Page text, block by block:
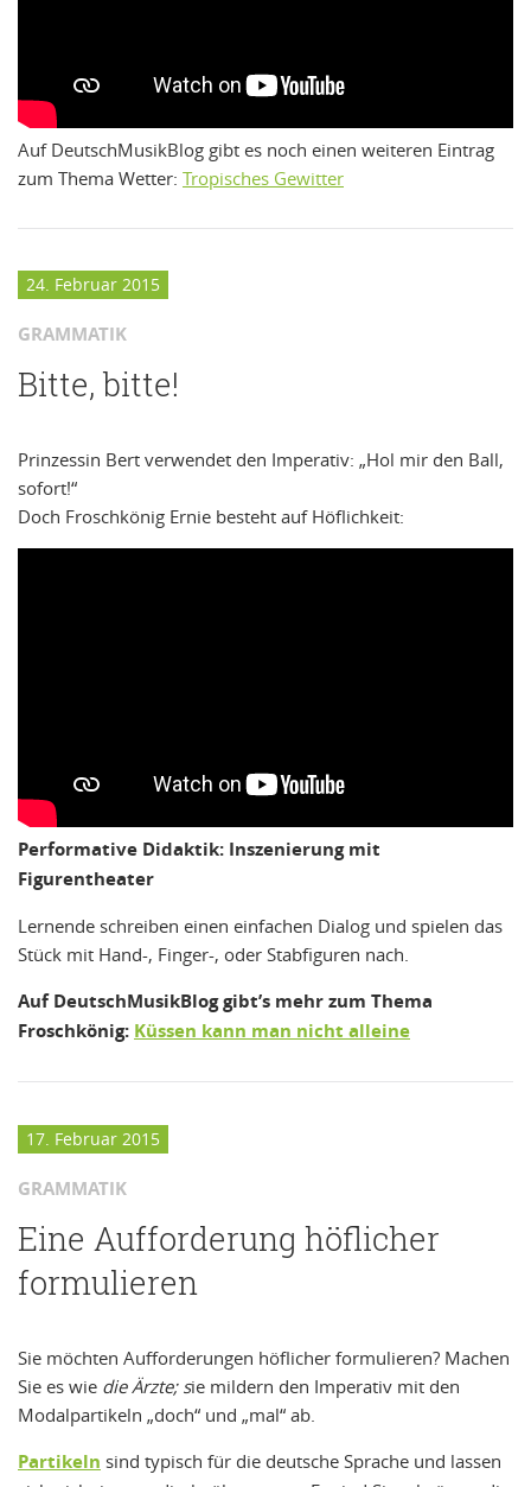
Auf DeutschMusikBlog gibt es noch einen weiteren Eintrag
zum Thema Wetter: Tropisches Gewitter
24. Februar 2015
GRAMMATIK
Bitte, bitte!
Prinzessin Bert verwendet den Imperativ: „Hol mir den Ball,
sofort!“
Doch Froschkönig Ernie besteht auf Höflichkeit:
Performative Didaktik: Inszenierung mit
Figurentheater
Lernende schreiben einen einfachen Dialog und spielen das
Stück mit Hand-, Finger-, oder Stabfiguren nach.
Auf DeutschMusikBlog gibt’s mehr zum Thema
Froschkönig: Küssen kann man nicht alleine
17. Februar 2015
GRAMMATIK
Eine Aufforderung höflicher
formulieren
Sie möchten Aufforderungen höflicher formulieren? Machen
Sie es wie die Ärzte; sie mildern den Imperativ mit den
Modalpartikeln „doch“ und „mal“ ab.
Partikeln sind typisch für die deutsche Sprache und lassen